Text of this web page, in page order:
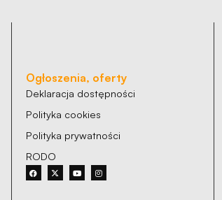
Ogłoszenia, oferty
Deklaracja dostępności
Polityka cookies
Polityka prywatności
RODO